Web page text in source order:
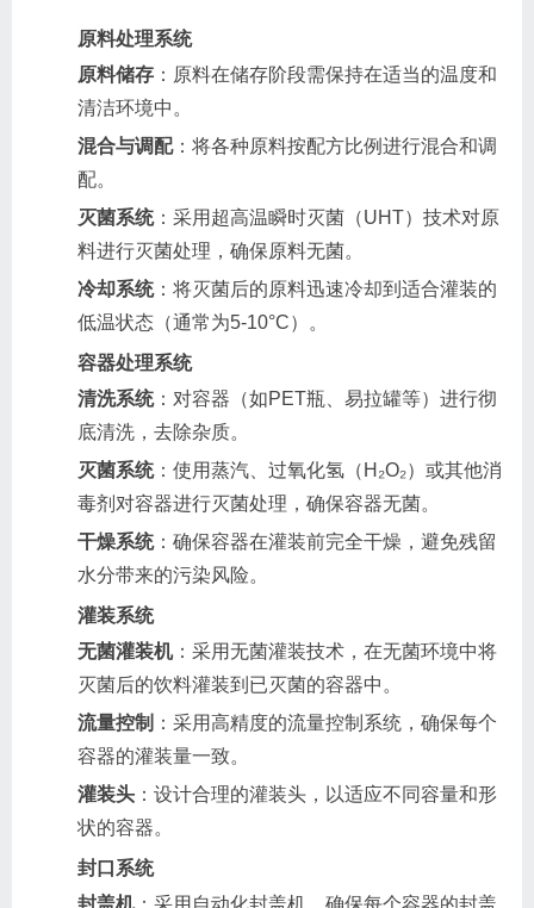
原料处理系统
原料储存 ：原料在储存阶段需保持在适当的温度和
清洁环境中。
混合与调配：将各种原料按配方比例进行混合和调
配。
灭菌系统：采用超高温瞬时灭菌（UHT）技术对原
料进行灭菌处理，确保原料无菌。
冷却系统：将灭菌后的原料迅速冷却到适合灌装的
低温状态（通常为5-10°C）。
容器处理系统
清洗系统：对容器（如PET瓶、易拉罐等）进行彻
底清洗，去除杂质。
灭菌系统：使用蒸汽、过氧化氢（H₂O₂）或其他消
毒剂对容器进行灭菌处理，确保容器无菌。
干燥系统：确保容器在灌装前完全干燥，避免残留
水分带来的污染风险。
灌装系统
无菌灌装机：采用无菌灌装技术，在无菌环境中将
灭菌后的饮料灌装到已灭菌的容器中。
流量控制 ：采用高精度的流量控制系统，确保每个
容器的灌装量一致。
灌装头 ：设计合理的灌装头，以适应不同容量和形
状的容器。
封口系统
封盖机：采用自动化封盖机，确保每个容器的封盖